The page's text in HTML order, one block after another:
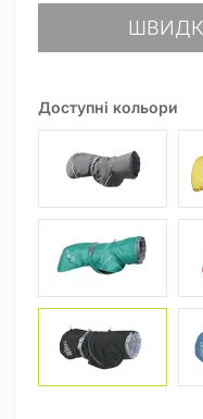
Доступні кольори